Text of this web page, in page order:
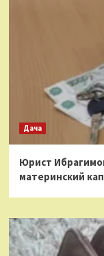
Дача
Юрист
материнский